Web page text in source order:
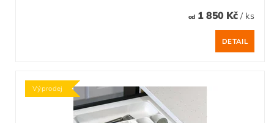
od1 850 Kč / ks
DETAIL
Výprodej